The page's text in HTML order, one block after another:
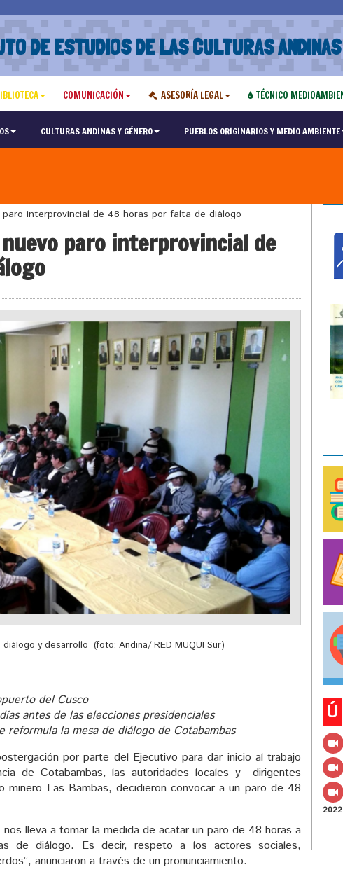
DE ESTUDIOS DE LAS CULTURAS ANDINAS
COMUNICACIÓN ASESORÍA LEGAL TÉCNICO
CULTURAS ANDINAS Y GÉNERO PUEBLOS ORIGINARIOS Y MEDIO AMBIENTE
interprovincial de 48 horas por falta de diálogo
paro interprovincial de
y desarrollo (foto: Andina/ RED MUQUI Sur)
del Cusco
antes de las elecciones presidenciales
la mesa de diálogo de Cotabambas
por parte del Ejecutivo para dar inicio al trabajo
de Cotabambas, las autoridades locales y dirigentes
Las Bambas, decidieron convocar a un paro de 48
lleva a tomar la medida de acatar un paro de 48 horas a
de diálogo. Es decir, respeto a los actores sociales,
anunciaron a través de un pronunciamiento.
Ú
2022